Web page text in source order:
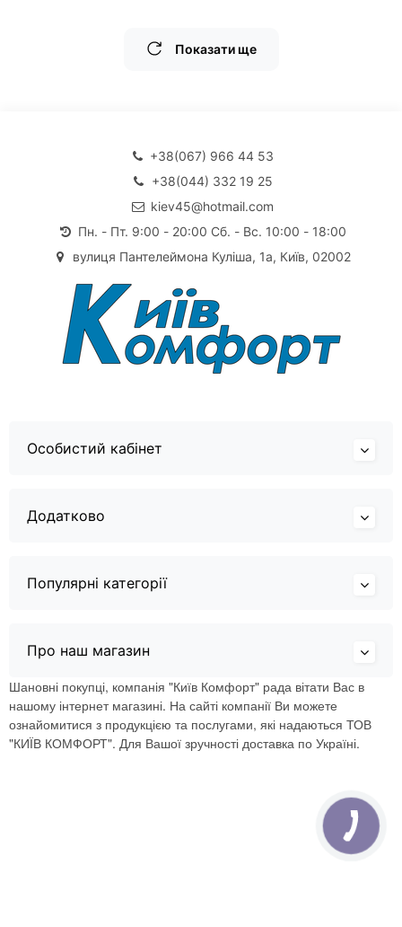
Показати ще
+38(067) 966 44 53
+38(044) 332 19 25
kiev45@hotmail.com
Пн. - Пт. 9:00 - 20:00 Сб. - Вс. 10:00 - 18:00
вулиця Пантелеймона Куліша, 1а, Київ, 02002
Особистий кабінет
Додатково
Популярні категорії
Про наш магазин
Шановні покупці, компанія "Київ Комфорт" рада вітати Вас в
нашому інтернет магазині. На сайті компанії Ви можете
ознайомитися з продукцією та послугами, які надаються ТОВ
"КИЇВ КОМФОРТ". Для Вашої зручності доставка по Україні.